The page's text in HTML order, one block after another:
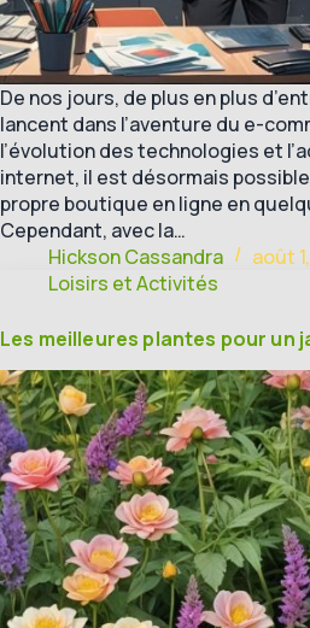
De nos jours, de plus en plus
lancent dans l’aventure du e-
l’évolution des technologies et
internet, il est désormais
propre boutique en ligne en
Cependant, avec la…
Hickson Cassandra
août
Loisirs et Activités
Les meilleures plantes pour un